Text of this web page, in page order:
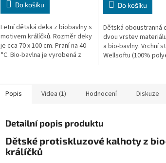
Do košíku
Letní dětská deka z biobavlny s
motivem králíčků. Rozměr deky
je cca 70 x 100 cm. Praní na 40
°C. Bio-bavlna je vyrobená z
Do košíku
Dětská oboustranná
dvou vrstev
a bio-bavlny. Vrchní
Wellsoftu (100%
Popis Videa (1) Hodnocení Diskuze
Detailní popis produktu
Dětské protiskluzové kalhoty z
králíčků